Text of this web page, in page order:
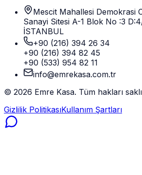
Mescit Mahallesi Demokrasi
Sanayi Sitesi A-1 Blok No :3
İSTANBUL
+90 (216) 394 26 34
+90 (216) 394 82 45
+90 (533) 954 82 11
info@emrekasa.com.tr
© 2026 Emre Kasa. Tüm hakları
Gizlilik PolitikasıKullanım Şartları